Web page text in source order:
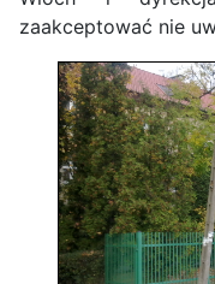
zaakceptować nie